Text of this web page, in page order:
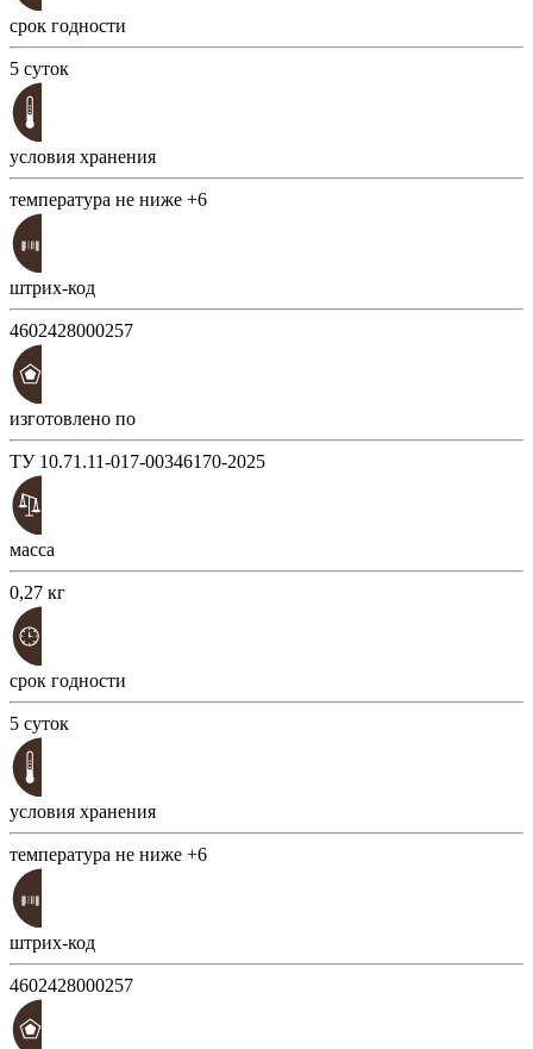
срок годности
5 суток
условия хранения
температура не ниже +6
штрих-код
4602428000257
изготовлено по
ТУ 10.71.11-017-00346170-2025
масса
0,27 кг
срок годности
5 суток
условия хранения
температура не ниже +6
штрих-код
4602428000257